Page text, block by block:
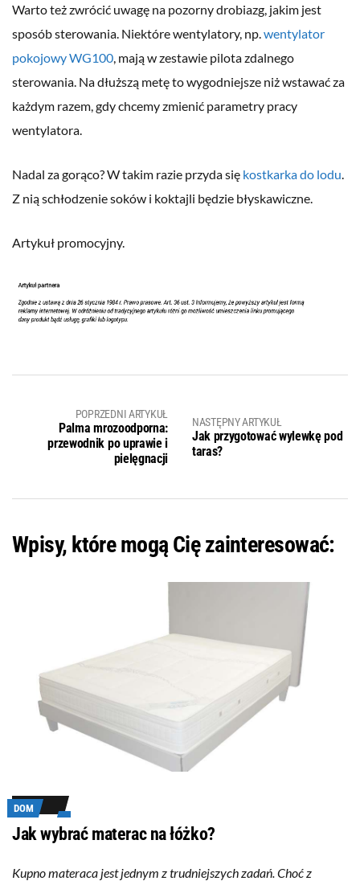
Warto też zwrócić uwagę na pozorny drobiazg, jakim jest
sposób sterowania. Niektóre wentylatory, np.wentylator
pokojowy WG100, mają w zestawie pilota zdalnego
sterowania. Na dłuższą metę to wygodniejsze niż wstawać za
każdym razem, gdy chcemy zmienić parametry pracy
wentylatora.
Nadal za gorąco? W takim razie przyda się kostkarka do lodu.
Z nią schłodzenie soków i koktajli będzie błyskawiczne.
Artykuł promocyjny.
POPRZEDNI ARTYKUŁ
Palma mrozoodporna:
przewodnik po uprawie i
pielęgnacji
NASTĘPNY ARTYKUŁ
Jak przygotować wylewkę pod
taras?
Wpisy, które mogą Cię zainteresować:
DOM
Jak wybrać materac na łóżko?
Kupno materaca jest jednym z trudniejszych zadań. Choć z